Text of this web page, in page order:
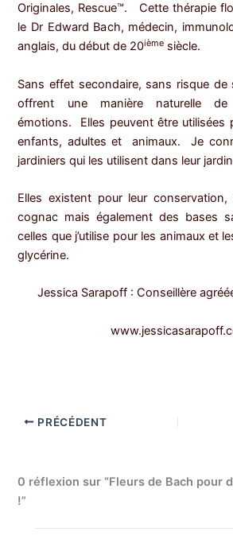
Originales, Rescue™. Cette thérapie
le Dr Edward Bach, médecin,
anglais, du début de 20ième siècle.
Sans effet secondaire, sans risque de
offrent une manière naturelle de
émotions. Elles peuvent être utilisées
enfants, adultes et animaux. Je
jardiniers qui les utilisent dans leur
Elles existent pour leur
cognac mais également des bases
celles que j’utilise pour les animaux et
glycérine.
Jessica Sarapoff : Conseillère
PRÉCÉDENT
0 réflexion sur “Fleurs de Bach pour
!”